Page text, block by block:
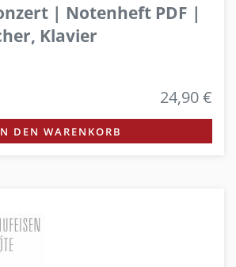
| Notenheft PDF |
Klavier
24,90 €
DEN WARENKORB